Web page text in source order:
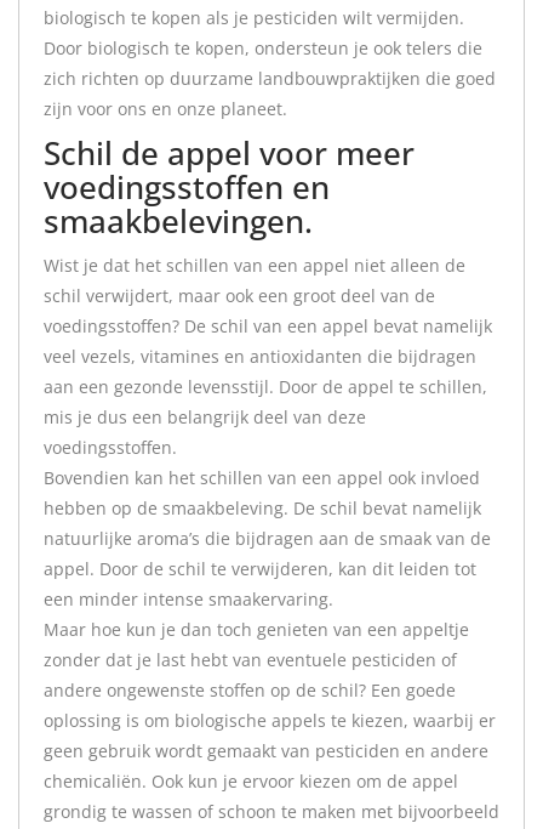
biologisch te kopen als je pesticiden wilt vermijden.
Door biologisch te kopen, ondersteun je ook telers die
zich richten op duurzame landbouwpraktijken die goed
zijn voor ons en onze planeet.
Schil de appel voor meer
voedingsstoffen en
smaakbelevingen.
Wist je dat het schillen van een appel niet alleen de
schil verwijdert, maar ook een groot deel van de
voedingsstoffen? De schil van een appel bevat namelijk
veel vezels, vitamines en antioxidanten die bijdragen
aan een gezonde levensstijl. Door de appel te schillen,
mis je dus een belangrijk deel van deze
voedingsstoffen.
Bovendien kan het schillen van een appel ook invloed
hebben op de smaakbeleving. De schil bevat namelijk
natuurlijke aroma’s die bijdragen aan de smaak van de
appel. Door de schil te verwijderen, kan dit leiden tot
een minder intense smaakervaring.
Maar hoe kun je dan toch genieten van een appeltje
zonder dat je last hebt van eventuele pesticiden of
andere ongewenste stoffen op de schil? Een goede
oplossing is om biologische appels te kiezen, waarbij er
geen gebruik wordt gemaakt van pesticiden en andere
chemicaliën. Ook kun je ervoor kiezen om de appel
grondig te wassen of schoon te maken met bijvoorbeeld